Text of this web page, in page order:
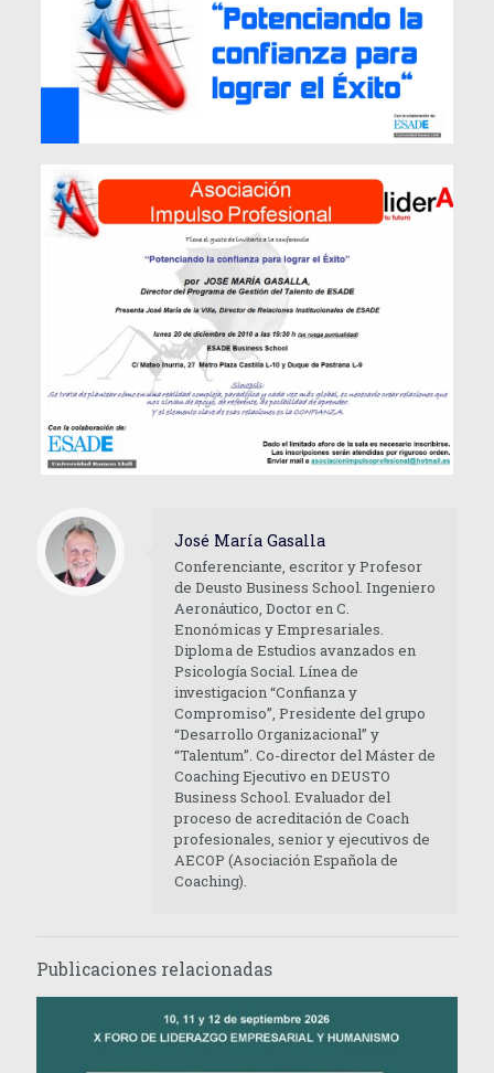
José María Gasalla
Conferenciante, escritor y Profesor
de Deusto Business School. Ingeniero
Aeronáutico, Doctor en C.
Enonómicas y Empresariales.
Diploma de Estudios avanzados en
Psicología Social. Línea de
investigacion “Confianza y
Compromiso”, Presidente del grupo
“Desarrollo Organizacional” y
“Talentum”. Co-director del Máster de
Coaching Ejecutivo en DEUSTO
Business School. Evaluador del
proceso de acreditación de Coach
profesionales, senior y ejecutivos de
AECOP (Asociación Española de
Coaching).
Publicaciones relacionadas